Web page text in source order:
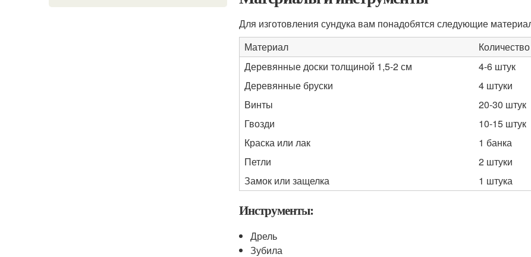
Для изготовления сундука вам понадобятся следующие
Материал
Количество
Деревянные доски толщиной 1,5-2 см
4-6 штук
Деревянные бруски
4 штуки
Винты
20-30 штук
Гвозди
10-15 штук
Краска или лак
1 банка
Петли
2 штуки
Замок или защелка
1 штука
Инструменты:
Дрель
Зубила